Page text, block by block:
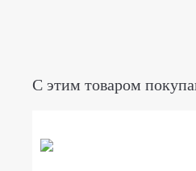
С этим товаром